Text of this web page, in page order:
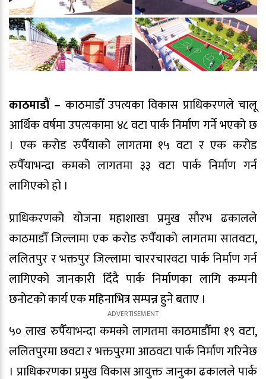
काठमाडौं – काठमाडौँ उपत्यका विकास प्राधिकरणले चालू
आर्थिक वर्षमा उपत्यकामा ४८ वटा पार्क निर्माण गर्ने भएको छ
। एक करोड रुपैँयाको लागतमा १५ वटा र एक करोड
रुपैँयाभन्दा कमको लागतमा ३३ वटा पार्क निर्माण गर्न
लागिएको हो ।
प्राधिकरणको योजना महाशाखा प्रमुख सौरभ ढकालले
काठमाडौँ जिल्लामा एक करोड रुपैँयाको लागतमा सातवटा,
ललितपुर र भक्तपुर जिल्लामा चाररचारवटा पार्क निर्माण गर्न
लागिएको जानकारी दिँदै पार्क निर्माणका लागि कम्पनी
छनोटको कार्य एक महिनाभित्र सम्पन्न हुने बताए ।
५० लाख रुपैँयाभन्दा कमको लागतमा काठमाडौँमा १९ वटा,
ललितपुरमा छवटा र भक्तपुरमा आठवटा पार्क निर्माण गरिनेछ
। प्राधिकरणका प्रमुख विकास आयुक्त जानुका ढकालले पार्क